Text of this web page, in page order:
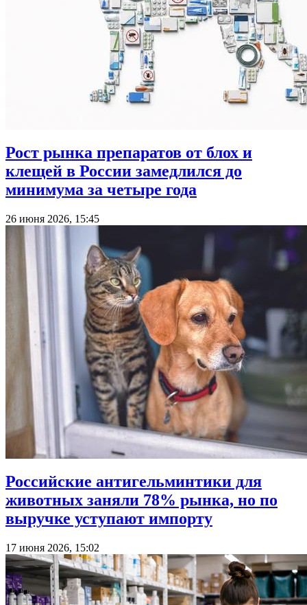
Рост рынка препаратов от блох и
клещей в России замедлился до
минимума за четыре года
26 июня 2026, 15:45
Российские антигельминтики для
животных заняли 78% рынка, но по
выручке уступают импорту
17 июня 2026, 15:02